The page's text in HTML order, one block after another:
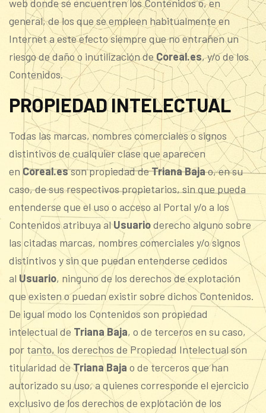
web donde se encuentren los Contenidos o, en
general, de los que se empleen habitualmente en
Internet a este efecto siempre que no entrañen un
riesgo de daño o inutilización de Coreal.es, y/o de los
Contenidos.
PROPIEDAD INTELECTUAL
Todas las marcas, nombres comerciales o signos
distintivos de cualquier clase que aparecen
en Coreal.esson propiedad deTriana Bajao, en su
caso, de sus respectivos propietarios, sin que pueda
entenderse que el uso o acceso al Portal y/o a los
Contenidos atribuya alUsuarioderecho alguno sobre
las citadas marcas, nombres comerciales y/o signos
distintivos y sin que puedan entenderse cedidos
al Usuario, ninguno de los derechos de explotación
que existen o puedan existir sobre dichos Contenidos.
De igual modo los Contenidos son propiedad
intelectual de Triana Baja, o de terceros en su caso,
por tanto, los derechos de Propiedad Intelectual son
titularidad deTriana Baja o de terceros que han
autorizado su uso, a quienes corresponde el ejercicio
exclusivo de los derechos de explotación de los